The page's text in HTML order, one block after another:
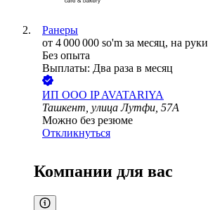
Ранеры
от 4 000 000 so'm за месяц, на руки
Без опыта
Выплаты: Два раза в месяц
ИП ООО IP AVATARIYA
Ташкент, улица Лутфи, 57А
Можно без резюме
Откликнуться
Компании для вас